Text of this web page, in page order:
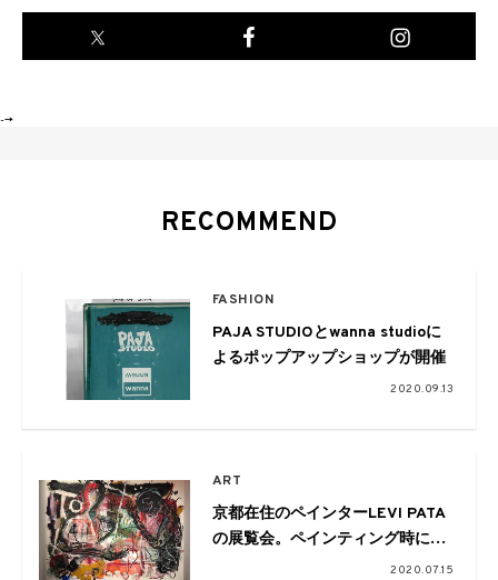
-->
RECOMMEND
FASHION
PAJA STUDIOとwanna studioに
よるポップアップショップが開催
2020.09.13
ART
京都在住のペインターLEVI PATA
の展覧会。ペインティング時に発
生する音と作品を同時に鑑賞する
2020.07.15